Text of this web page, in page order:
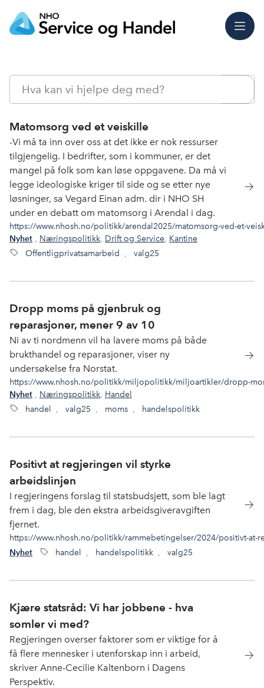
Meny
Søk
Matomsorg ved et veiskille
-Vi må ta inn over oss at det ikke er nok ressurser
tilgjengelig. I bedrifter, som i kommuner, er det
mangel på folk som kan løse oppgavene. Da må vi
legge ideologiske kriger til side og se etter nye
løsninger, sa Vegard Einan adm. dir i NHO SH
under en debatt om matomsorg i Arendal i dag.
https://www.nhosh.no/politikk/arendal2025/matomsorg-ved-et-
Nyhet , Næringspolitikk, Drift og Service, Kantine
Offentligprivatsamarbeid , valg25
Dropp moms på gjenbruk og
reparasjoner, mener 9 av 10
Ni av ti nordmenn vil ha lavere moms på både
brukthandel og reparasjoner, viser ny
undersøkelse fra Norstat.
https://www.nhosh.no/politikk/miljopolitikk/miljoartikler/dropp-
Nyhet , Næringspolitikk, Handel
handel , valg25 , moms , handelspolitikk
Positivt at regjeringen vil styrke
arbeidslinjen
I regjeringens forslag til statsbudsjett, som ble lagt
frem i dag, ble den ekstra arbeidsgiveravgiften
fjernet.
https://www.nhosh.no/politikk/rammebetingelser/2024/positivt-at-
Nyhet handel , handelspolitikk , valg25
Kjære statsråd: Vi har jobbene - hva
somler vi med?
Regjeringen overser faktorer som er viktige for å
få flere mennesker i utenforskap inn i arbeid,
skriver Anne-Cecilie Kaltenborn i Dagens
Perspektiv.